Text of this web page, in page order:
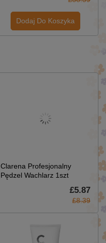
Dodaj Do Koszyka
Clarena Profesjonalny
Pędzel Wachlarz 1szt
£5.87
£8.39